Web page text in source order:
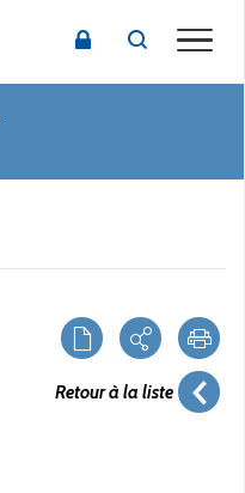
Retour à la liste